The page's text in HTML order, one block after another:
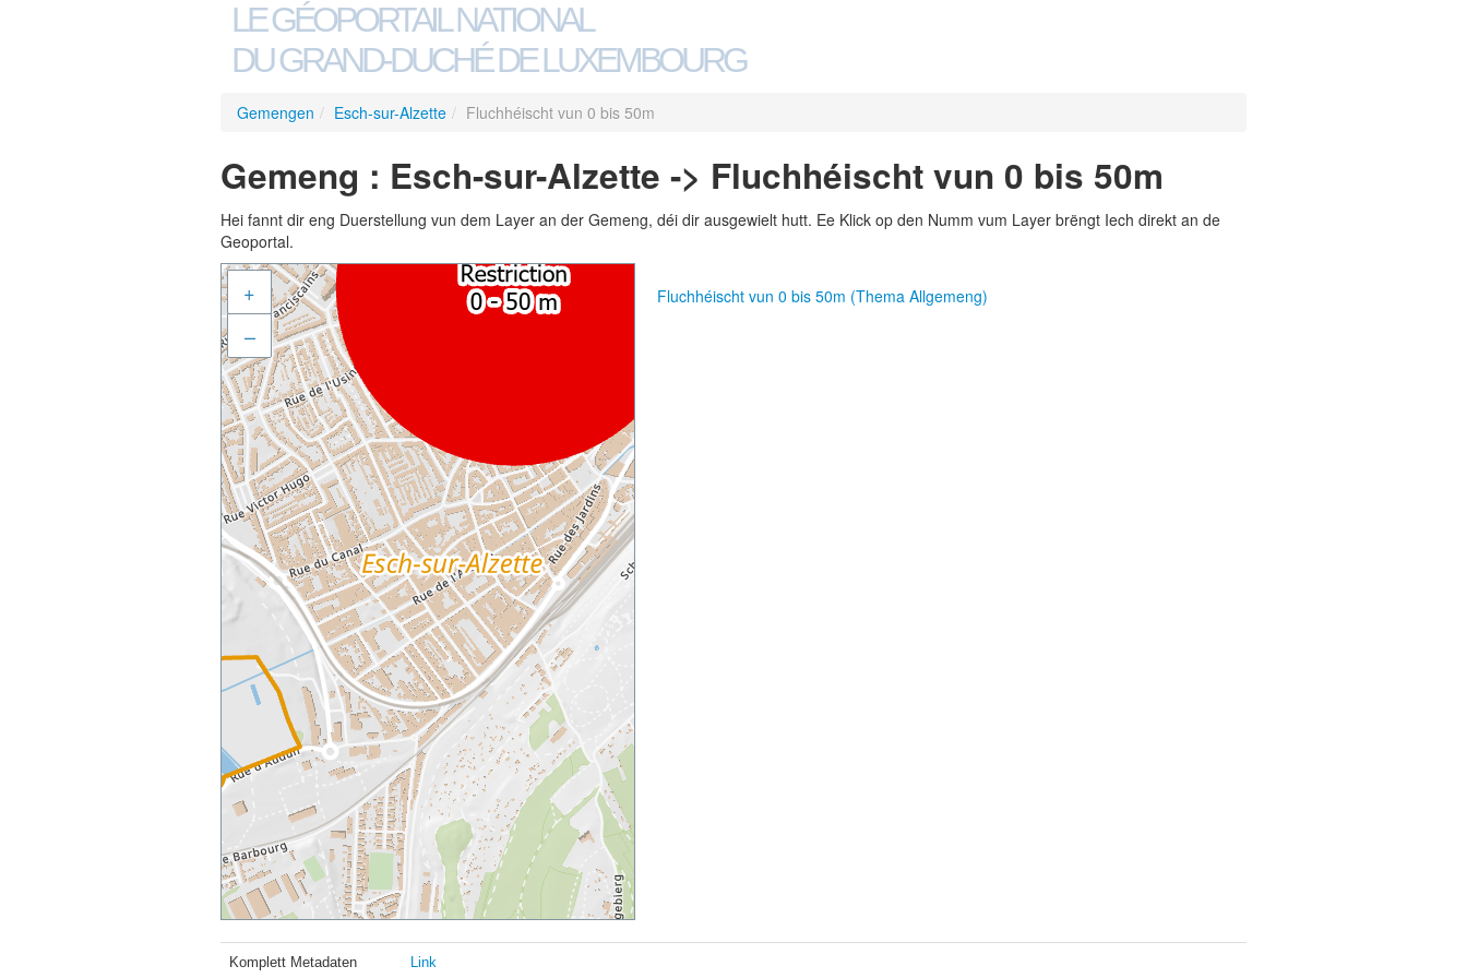
LE GÉOPORTAIL NATIONAL
DU GRAND-DUCHÉ DE LUXEMBOURG
Gemengen / Esch-sur-Alzette / Fluchhéischt vun 0 bis 50m
Gemeng : Esch-sur-Alzette -> Fluchhéischt vun 0 bis 50m
Hei fannt dir eng Duerstellung vun dem Layer an der Gemeng, déi dir ausgewielt hutt. Ee Klick op den Numm vum Layer brëngt Iech direkt an de
Geoportal.
+
–
Fluchhéischt vun 0 bis 50m (Thema Allgemeng)
Komplett Metadaten Link